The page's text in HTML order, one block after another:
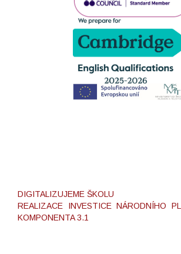
DIGITALIZUJEME ŠKOLU
REALIZACE INVESTICE NÁRODNÍHO
KOMPONENTA 3.1